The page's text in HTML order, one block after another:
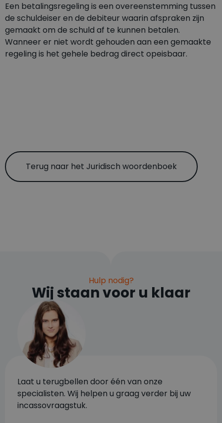
Een betalingsregeling is een overeenstemming tussen
de schuldeiser en de debiteur waarin afspraken zijn
gemaakt om de schuld af te kunnen betalen.
Wanneer er niet wordt gehouden aan een gemaakte
regeling is het gehele bedrag direct opeisbaar.
Terug naar het Juridisch woordenboek
Hulp nodig?
Wij staan voor u klaar
Laat u terugbellen door één van onze
specialisten. Wij helpen u graag verder bij uw
incassovraagstuk.